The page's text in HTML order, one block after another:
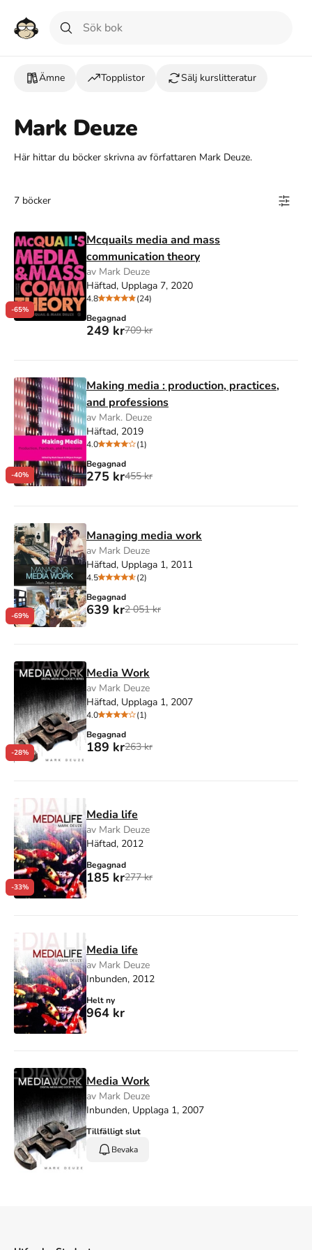
Ämne Topplistor Sälj kurslitteratur
Mark Deuze
Här hittar du böcker skrivna av författaren Mark Deuze.
7 böcker
-65%
Mcquails media and mass
communication theory
av Mark Deuze
Häftad, Upplaga 7, 2020
4.8
(24)
Begagnad
249 kr709 kr
-40%
Making media : production, practices,
and professions
av Mark. Deuze
Häftad, 2019
4.0
(1)
Begagnad
275 kr455 kr
-69%
Managing media work
av Mark Deuze
Häftad, Upplaga 1, 2011
4.5
(2)
Begagnad
639 kr2 051 kr
-28%
Media Work
av Mark Deuze
Häftad, Upplaga 1, 2007
4.0
(1)
Begagnad
189 kr263 kr
-33%
Media life
av Mark Deuze
Häftad, 2012
Begagnad
185 kr277 kr
Media life
av Mark Deuze
Inbunden, 2012
Helt ny
964 kr
Media Work
av Mark Deuze
Inbunden, Upplaga 1, 2007
Tillfälligt slut
Bevaka